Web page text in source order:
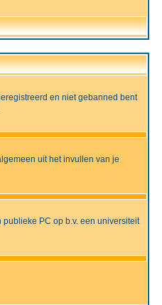
en niet gebanned bent
uit het invullen van je
PC op b.v. een universiteit